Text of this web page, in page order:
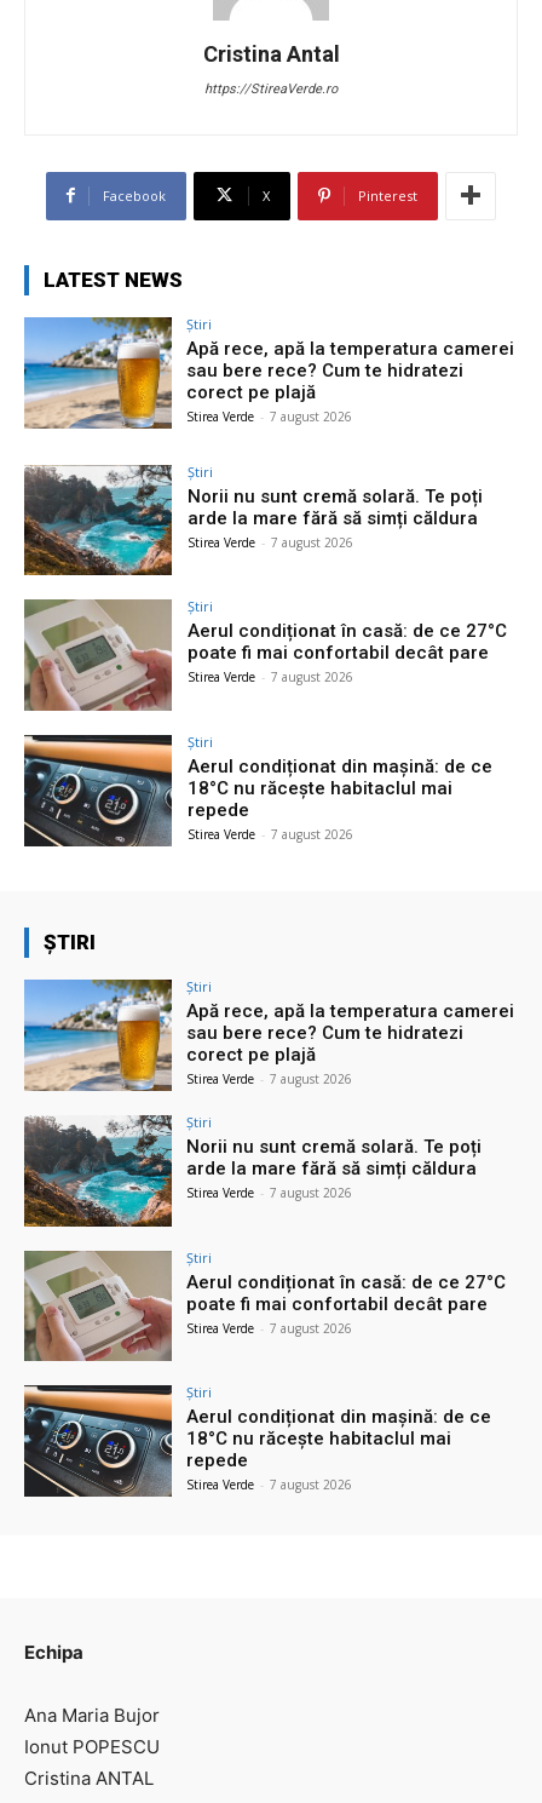
Cristina Antal
https://StireaVerde.ro
Facebook X Pinterest
LATEST NEWS
Știri
Apă rece, apă la temperatura camerei
sau bere rece? Cum te hidratezi
corect pe plajă
Stirea Verde - 7 august 2026
Știri
Norii nu sunt cremă solară. Te poți
arde la mare fără să simți căldura
Stirea Verde - 7 august 2026
Știri
Aerul condiționat în casă: de ce 27°C
poate fi mai confortabil decât pare
Stirea Verde - 7 august 2026
Știri
Aerul condiționat din mașină: de ce
18°C nu răcește habitaclul mai
repede
Stirea Verde - 7 august 2026
ȘTIRI
Știri
Apă rece, apă la temperatura camerei
sau bere rece? Cum te hidratezi
corect pe plajă
Stirea Verde - 7 august 2026
Știri
Norii nu sunt cremă solară. Te poți
arde la mare fără să simți căldura
Stirea Verde - 7 august 2026
Știri
Aerul condiționat în casă: de ce 27°C
poate fi mai confortabil decât pare
Stirea Verde - 7 august 2026
Știri
Aerul condiționat din mașină: de ce
18°C nu răcește habitaclul mai
repede
Stirea Verde - 7 august 2026
Echipa
Ana Maria Bujor
Ionut POPESCU
Cristina ANTAL